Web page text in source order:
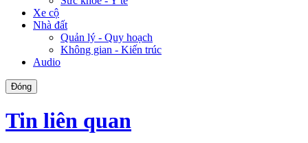
Xe cộ
Nhà đất
Quản lý - Quy hoạch
Không gian - Kiến trúc
Audio
Đóng
Tin liên quan